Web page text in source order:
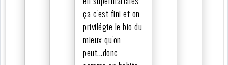
ça c'est fini et on
privilégie le bio du
mieux qu'on
peut...donc